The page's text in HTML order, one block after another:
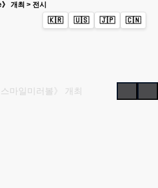
개최 > 전시
마일미러볼》 개최
나다' 개막
경》 개최
리》 개최
11월 개최
🇰🇷 🇺🇸 🇯🇵 🇨🇳